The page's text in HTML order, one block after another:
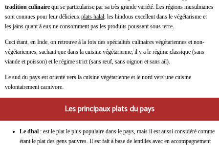
tradition culinaire qui se particularise par sa très grande variété. Les régions musulmanes
sont connues pour leur délicieux plats halal, les hindous excellent dans le végétarisme et
les jaïns quant à eux ne consomment pas les produits poussant sous terre.
Ceci étant, en Inde, on retrouve à la fois des spécialités culinaires végétariennes et non-
végétariennes, sachant que dans la cuisine végétarienne, il y a le régime classique (sans
viande et poisson) et le régime strict (sans œuf, sans oignon et sans ail).
Le sud du pays est orienté vers la cuisine végétarienne et le nord vers une cuisine
volontairement carnivore.
Les principaux plats du pays
Le dhal : est le plat le plus populaire dans le pays, mais il est aussi considéré comme
étant le plat des gens pauvres. Il est fait à base de lentilles avec en accompagnement